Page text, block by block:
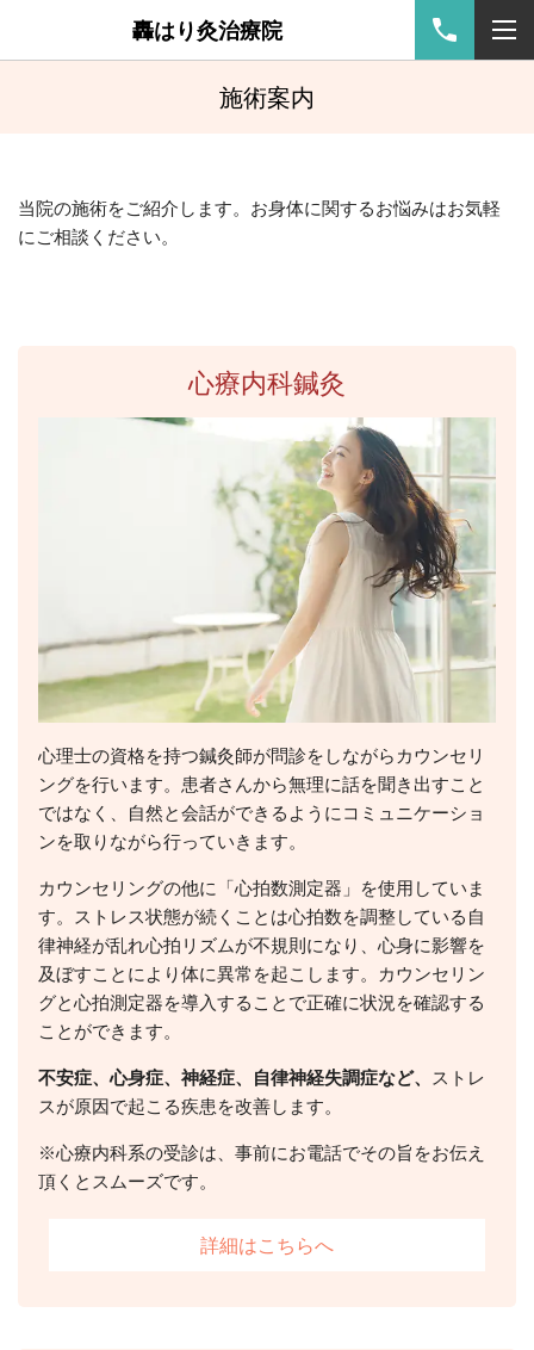
轟はり灸治療院
施術案内
当院の施術をご紹介 します。お身体に関するお悩みはお気軽
にご相談ください。
心療内科鍼灸
心理士の資格を持つ鍼灸師が問診をしながらカウンセリ
ングを行います。患者さんから無理に話を聞き出すこと
ではなく、自然と会話ができるようにコミュニケーショ
ンを取りながら行っていきます。
カウンセリングの他に「心拍数測定器」を使用していま
す。ストレス状態が続くことは心拍数を調整している自
律神経が乱れ心拍リズムが不規則になり、心身に影響を
及ぼすことにより体に異常を起こします。カウンセリン
グと心拍測定器を導入することで正確に状況を確認する
ことができます。
不安症、心身症、神経症、自律神経失調症など、
ストレ
スが原因で起こる疾患を改善します。
※心療内科系の受診は、事前にお電話でその旨をお伝え
頂くとスムーズです。
詳細はこちらへ